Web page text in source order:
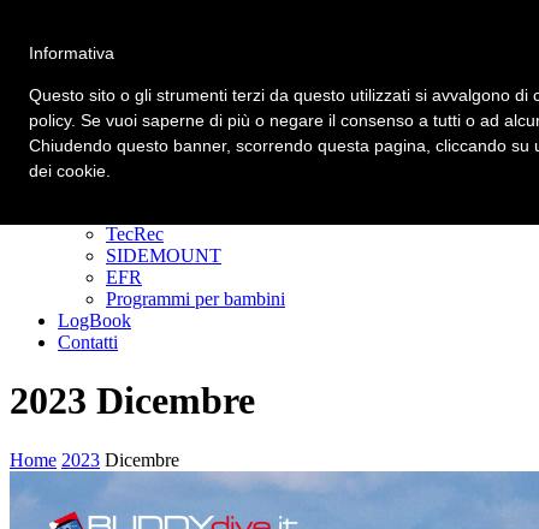
Homepage
Corsi
TecRec
SIDEMOUNT
EFR
Programmi per bambini
LogBook
Contatti
2023 Dicembre
Home 2023 Dicembre
Informativa
Questo sito o gli strumenti terzi da questo utilizzati si avvalgono
policy. Se vuoi saperne di più o negare il consenso a tutti o ad
Chiudendo questo banner, scorrendo questa pagina, cliccando
dei cookie.